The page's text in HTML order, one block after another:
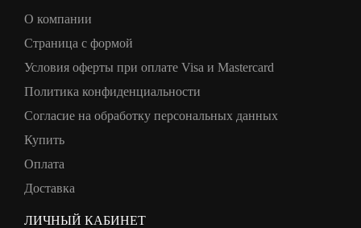
О компании
Страница с формой
Условия оферты при оплате Visa и Mastercard
Политика конфиденциальности
Согласие на обработку персональных данных
Купить
Оплата
Доставка
ЛИЧНЫЙ КАБИНЕТ